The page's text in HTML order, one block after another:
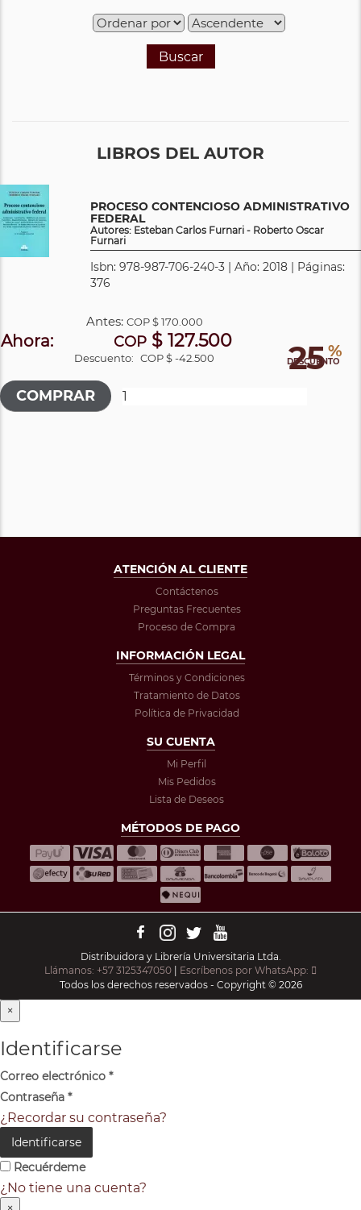
Buscar
LIBROS DEL AUTOR
PROCESO CONTENCIOSO ADMINISTRATIVO
FEDERAL
Autores: Esteban Carlos Furnari - Roberto Oscar
Furnari
Isbn: 978-987-706-240-3 | Año: 2018 | Páginas:
376
25 %
DESCUENTO
Antes: COP$ 170.000
Ahora: COP$ 127.500
Descuento: COP $ -42.500
ATENCIÓN AL CLIENTE
Contáctenos
Preguntas Frecuentes
Proceso de Compra
INFORMACIÓN LEGAL
Términos y Condiciones
Tratamiento de Datos
Política de Privacidad
SU CUENTA
Mi Perfil
Mis Pedidos
Lista de Deseos
MÉTODOS DE PAGO
Distribuidora y Librería Universitaria Ltda.
Llámanos: +57 3125347050 | Escríbenos por WhatsApp:
Todos los derechos reservados - Copyright © 2026
×
Identificarse
Correo electrónico *
Contraseña *
¿Recordar su contraseña?
Identificarse
Recuérdeme
¿No tiene una cuenta?